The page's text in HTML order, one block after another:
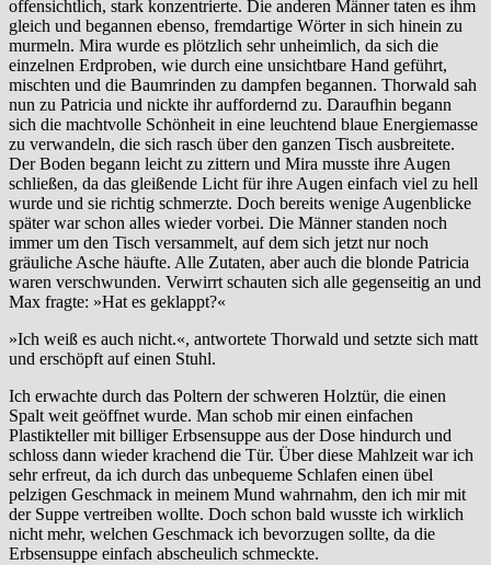
offensichtlich, stark konzentrierte. Die anderen Männer taten es ihm
gleich und begannen ebenso, fremdartige Wörter in sich hinein zu
murmeln. Mira wurde es plötzlich sehr unheimlich, da sich die
einzelnen Erdproben, wie durch eine unsichtbare Hand geführt,
mischten und die Baumrinden zu dampfen begannen. Thorwald sah
nun zu Patricia und nickte ihr auffordernd zu. Daraufhin begann
sich die machtvolle Schönheit in eine leuchtend blaue Energiemasse
zu verwandeln, die sich rasch über den ganzen Tisch ausbreitete.
Der Boden begann leicht zu zittern und Mira musste ihre Augen
schließen, da das gleißende Licht für ihre Augen einfach viel zu hell
wurde und sie richtig schmerzte. Doch bereits wenige Augenblicke
später war schon alles wieder vorbei. Die Männer standen noch
immer um den Tisch versammelt, auf dem sich jetzt nur noch
gräuliche Asche häufte. Alle Zutaten, aber auch die blonde Patricia
waren verschwunden. Verwirrt schauten sich alle gegenseitig an und
Max fragte: »Hat es geklappt?«
»Ich weiß es auch nicht.«, antwortete Thorwald und setzte sich matt
und erschöpft auf einen Stuhl.
Ich erwachte durch das Poltern der schweren Holztür, die einen
Spalt weit geöffnet wurde. Man schob mir einen einfachen
Plastikteller mit billiger Erbsensuppe aus der Dose hindurch und
schloss dann wieder krachend die Tür. Über diese Mahlzeit war ich
sehr erfreut, da ich durch das unbequeme Schlafen einen übel
pelzigen Geschmack in meinem Mund wahrnahm, den ich mir mit
der Suppe vertreiben wollte. Doch schon bald wusste ich wirklich
nicht mehr, welchen Geschmack ich bevorzugen sollte, da die
Erbsensuppe einfach abscheulich schmeckte.